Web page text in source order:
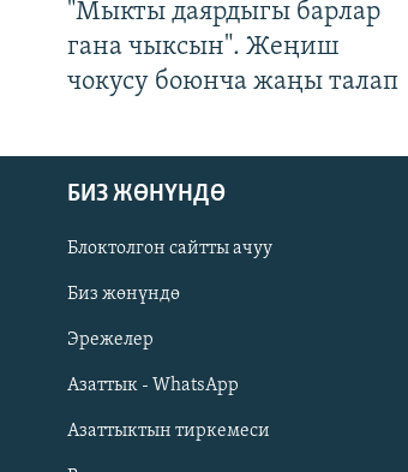
Русский
ОНЛАЙН ШЕРИНЕ
"Мыкты даярдыгы барлар
гана чыксын". Жеңиш
чокусу боюнча жаңы талап
БИЗ ЖӨНҮНДӨ
Блоктолгон сайтты ачуу
Биз жөнүндө
Эрежелер
Азаттык - WhatsApp
Азаттыктын тиркемеси